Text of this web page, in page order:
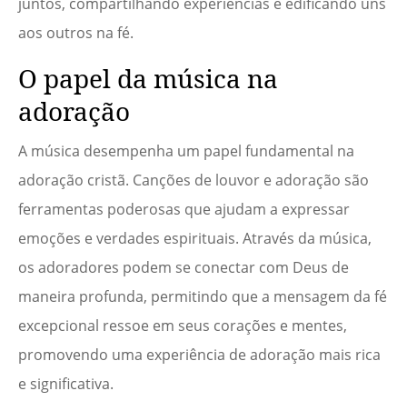
aos outros na fé.
O papel da música na
adoração
A música desempenha um papel fundamental na
adoração cristã. Canções de louvor e adoração são
ferramentas poderosas que ajudam a expressar
emoções e verdades espirituais. Através da música,
os adoradores podem se conectar com Deus de
maneira profunda, permitindo que a mensagem da fé
excepcional ressoe em seus corações e mentes,
promovendo uma experiência de adoração mais rica
e significativa.